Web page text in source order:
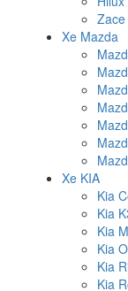
Zace
Xe Mazda
Xe KIA
Kia
Kia
Kia
Kia
Kia
Kia